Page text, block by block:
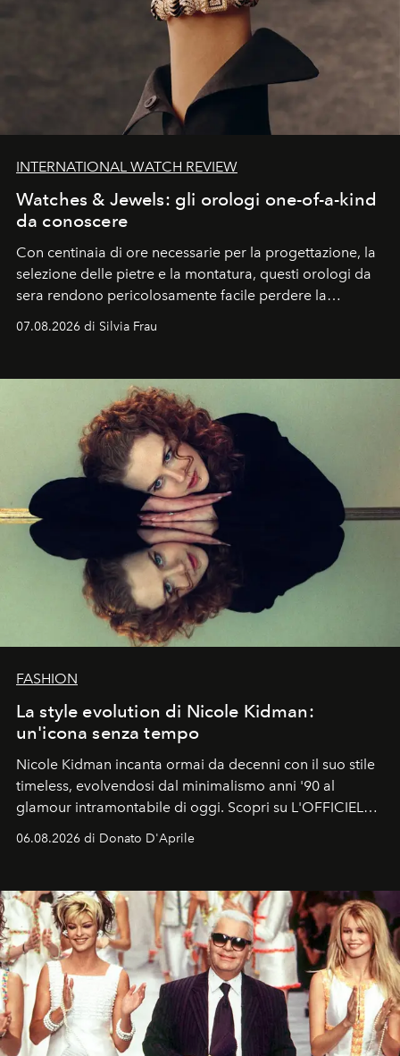
INTERNATIONAL WATCH REVIEW
Watches & Jewels: gli orologi one-of-a-kind
da conoscere
Con centinaia di ore necessarie per la progettazione, la
selezione delle pietre e la montatura, questi orologi da
sera rendono pericolosamente facile perdere la
cognizione del tempo. Ma con quadranti così
07.08.2026 di Silvia Frau
FASHION
La style evolution di Nicole Kidman:
un'icona senza tempo
Nicole Kidman incanta ormai da decenni con il suo stile
timeless, evolvendosi dal minimalismo anni '90 al
glamour intramontabile di oggi. Scopri su L'OFFICIEL
Italia la sua style evolution.
06.08.2026 di Donato D'Aprile